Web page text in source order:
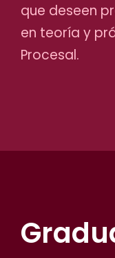
que deseen
en teoría y
Procesal.